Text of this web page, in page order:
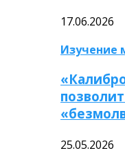
17.06.2026
Изучение
25.05.2026